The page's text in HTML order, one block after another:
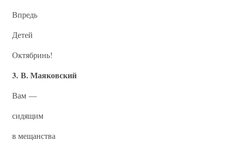
Впредь
Детей
Октябринь!
3. В. Маяковский
Вам —
сидящим
в мещанства